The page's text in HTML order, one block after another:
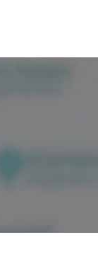
são as